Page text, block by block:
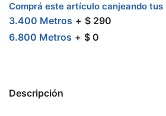
Comprá este artículo canjeando tus
3.400 Metros $ 290
6.800 Metros $ 0
Descripción